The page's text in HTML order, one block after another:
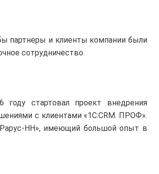
партнеры и клиенты компании были
сотрудничество.
стартовал проект внедрения
с клиентами «1С:CRM. ПРОФ».
НН», имеющий большой опыт в